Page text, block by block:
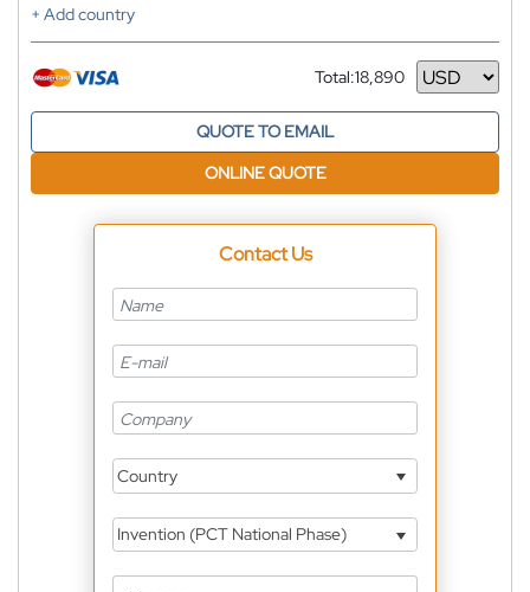
+ Add country
Total:18,890
Currency
QUOTE TO EMAIL
ONLINE QUOTE
Contact Us
Country
Invention (PCT National Phase)